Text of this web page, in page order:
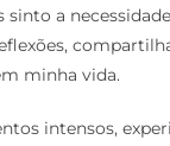
a
minha vida.
intensos,